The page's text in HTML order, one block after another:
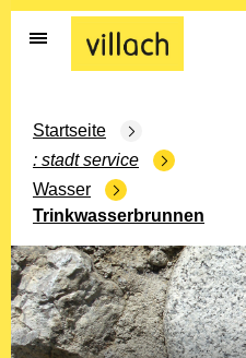
Gehe zur Startseite
Startseite
stadt service
Wasser
Trinkwasserbrunnen